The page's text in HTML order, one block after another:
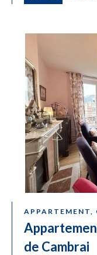
APPARTEMENT,
de Cambrai